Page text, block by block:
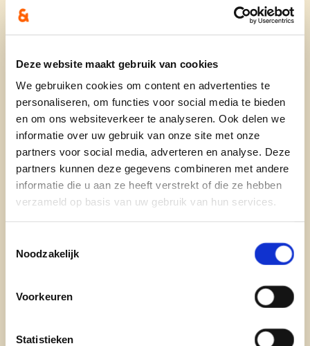
Deze website maakt gebruik van cookies
We gebruiken cookies om content en advertenties te
personaliseren, om functies voor social media te bieden
en om ons websiteverkeer te analyseren. Ook delen we
informatie over uw gebruik van onze site met onze
partners voor social media, adverteren en analyse. Deze
partners kunnen deze gegevens combineren met andere
informatie die u aan ze heeft verstrekt of die ze hebben
verzameld op basis van uw gebruik van hun services.
Noodzakelijk
Voorkeuren
Statistieken
Wie ben je?
Ik ben in 2018 voor de eerste maal opgekomen in
Oudenburg. Sindsdien zit ik in de gemeenteraad.
Ik ben een heel bezige bij. Ik ben heel
geëngageerd op cultureel vlak. Ik speel geregeld
theater, musicals, dansoptredens... Dat is een
belangrijk onderdeel in mijn leven. Daarnaast kan
ik ook niet goed stilzitten waardoor ik veel flexi's
te leren kennen. Daarnaast ben ik ook vrijwilliger
bij de techniekacademie. Ook familie staat voor